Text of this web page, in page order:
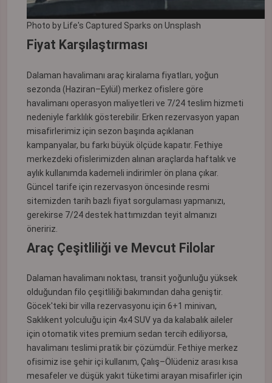
Photo by Life's Captured Sparks on Unsplash
Fiyat Karşılaştırması
Dalaman havalimanı araç kiralama fiyatları, yoğun
sezonda (Haziran–Eylül) merkez ofislere göre
havalimanı operasyon maliyetleri ve 7/24 teslim hizmeti
nedeniyle farklılık gösterebilir. Erken rezervasyon yapan
misafirlerimiz için sezon başında açıklanan
kampanyalar, bu farkı büyük ölçüde kapatır. Fethiye
merkezdeki ofislerimizden alınan araçlarda haftalık ve
aylık kullanımda kademeli indirimler ön plana çıkar.
Güncel tarife için rezervasyon öncesinde resmi
sitemizden tarih bazlı fiyat sorgulaması yapmanızı,
gerekirse 7/24 destek hattımızdan teyit almanızı
öneririz.
Araç Çeşitliliği ve Mevcut Filolar
Dalaman havalimanı noktası, transit yoğunluğu yüksek
olduğundan filo çeşitliliği bakımından daha geniştir.
Göcek'teki bir villa rezervasyonu için 6+1 minivan,
Saklıkent yolculuğu için 4x4 SUV ya da kalabalık aileler
için otomatik vites premium sedan tercih ediliyorsa,
havalimanı teslimi pratik bir çözümdür. Fethiye merkez
ofisimiz ise şehir içi kullanım, Çalış–Ölüdeniz arası kısa
mesafeler ve düşük yakıt tüketimi arayan misafirler için